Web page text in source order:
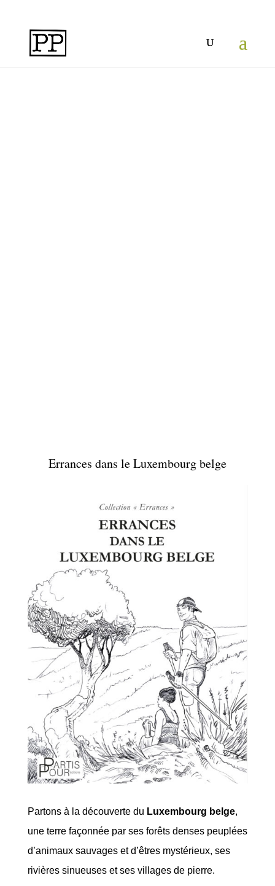
Errances dans le Luxembourg belge
Partons à la découverte du Luxembourg belge,
une terre façonnée par ses forêts denses peuplées
d’animaux sauvages et d’êtres mystérieux, ses
rivières sinueuses et ses villages de pierre.